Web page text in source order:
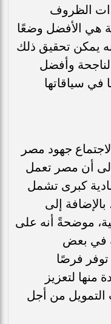
ذات الظروف
هي الأفضل وضعًا
يمكن تحقيق ذلك
وأفضل
في سياقاتها
جهود مصر
أن مصر تعمل
كبرى تشمل
إلى
موضحةً أنه على
في بعض
توفر فرصًا
منها لتعزيز
من أجل